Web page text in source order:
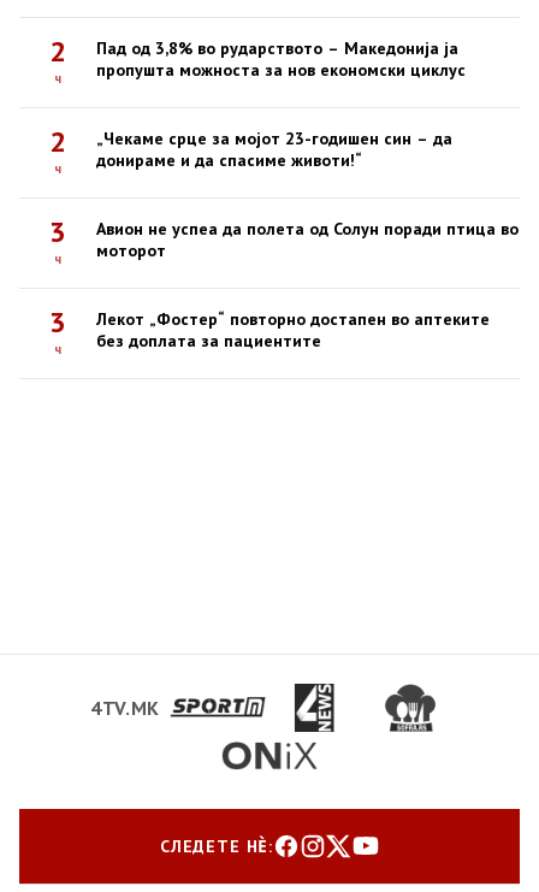
2
ч
Пад од 3,8% во рударството – Македонија ја
пропушта можноста за нов економски циклус
2
ч
„Чекаме срце за мојот 23-годишен син – да
донираме и да спасиме животи!“
3
ч
Авион не успеа да полета од Солун поради птица во
моторот
3
ч
Лекот „Фостер“ повторно достапен во аптеките
без доплата за пациентите
4TV.MK
СЛЕДЕТЕ НЀ: